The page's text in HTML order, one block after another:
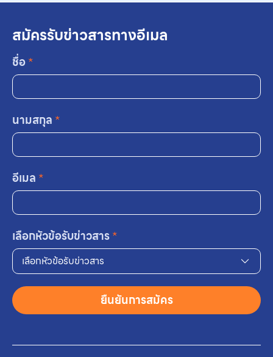
สมัครรับข่าวสารทางอีเมล
ชื่อ*
นามสกุล *
อีเมล *
เลือกหัวข้อรับข่าวสาร*
เลือกหัวข้อรับข่าวสาร
ยืนยันการสมัคร